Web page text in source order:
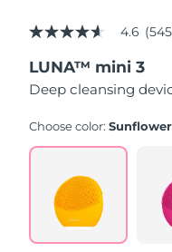
4.6
of
5
stars,
rating
Read
Reviews.
Same
page
4.6
LUNA™ mini 3
Deep cleansing
Choose color: